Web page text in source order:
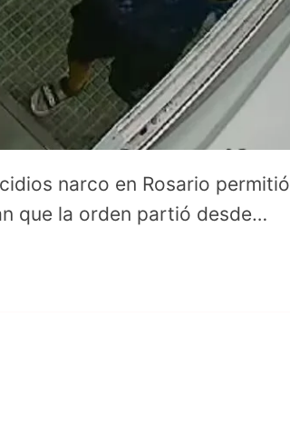
narco en Rosario permitió
que la orden partió desde…